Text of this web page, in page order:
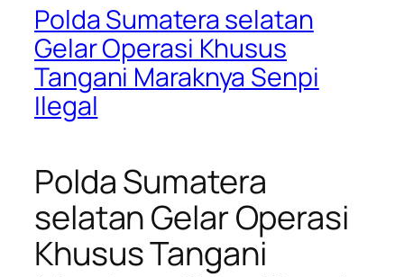
Polda Sumatera selatan
Gelar Operasi Khusus
Tangani Maraknya Senpi
Ilegal
Polda Sumatera
selatan Gelar Operasi
Khusus Tangani